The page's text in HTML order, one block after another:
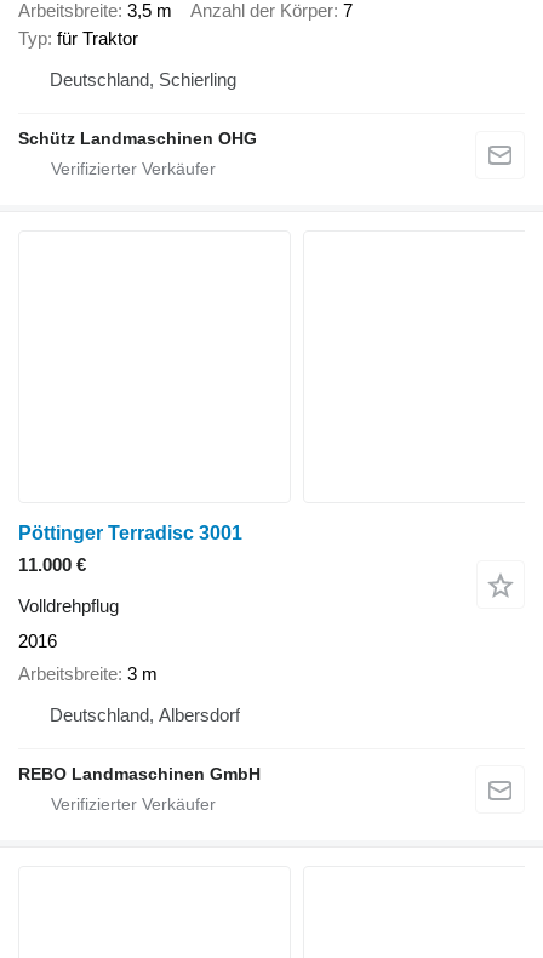
Arbeitsbreite 3,5 m Anzahl der Körper 7
Typ für Traktor
Deutschland, Schierling
Schütz Landmaschinen OHG
Pöttinger Terradisc 3001
11.000 €
Volldrehpflug
2016
Arbeitsbreite 3 m
Deutschland, Albersdorf
REBO Landmaschinen GmbH